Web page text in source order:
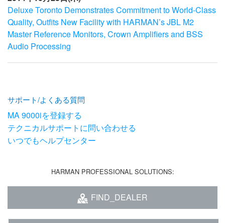
Deluxe Toronto Demonstrates Commitment to World-Class
Quality, Outfits New Facility with HARMAN’s JBL M2
Master Reference Monitors, Crown Amplifiers and BSS
Audio Processing
サポート/よくある質問
MA 9000iを登録する
テクニカルサポートに問い合わせる
いつでもヘルプセンター
HARMAN PROFESSIONAL SOLUTIONS:
FIND_DEALER